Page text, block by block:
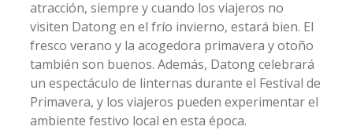
atracción, siempre y cuando los viajeros no
visiten Datong en el frío invierno, estará bien. El
fresco verano y la acogedora primavera y otoño
también son buenos. Además, Datong celebrará
un espectáculo de linternas durante el Festival de
Primavera, y los viajeros pueden experimentar el
ambiente festivo local en esta época.